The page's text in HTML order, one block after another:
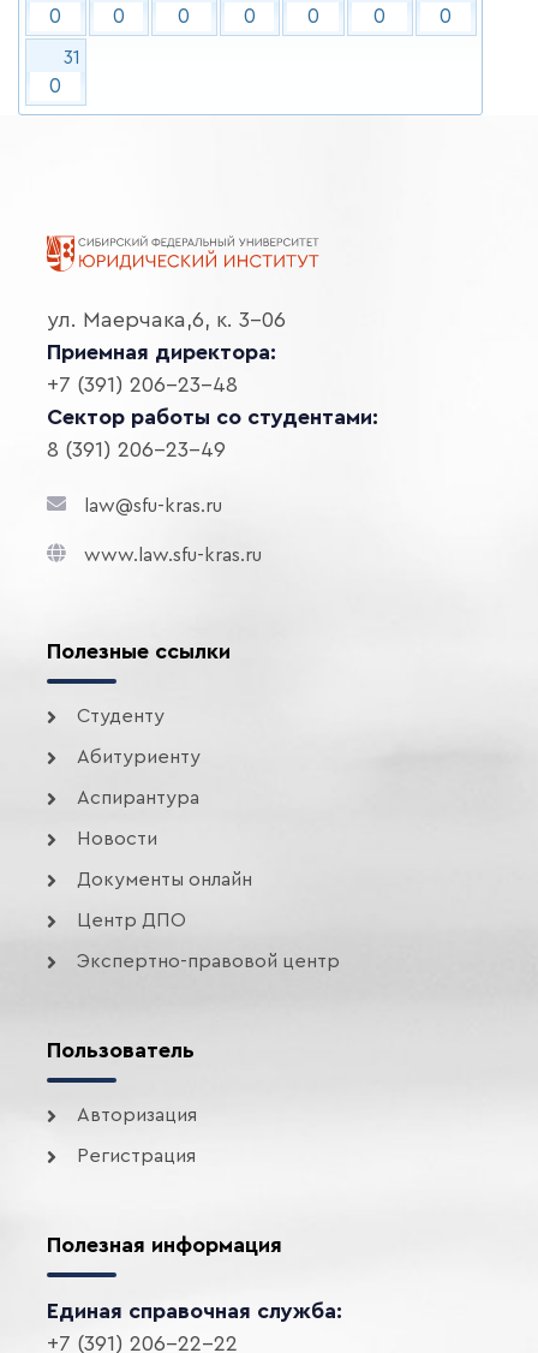
0 0 0 0 0 0 0
31
0
ул. Маерчака,6, к. 3-06
Приемная директора:
+7 (391) 206-23-48
Сектор работы со студентами:
8 (391) 206-23-49
law@sfu-kras.ru
www.law.sfu-kras.ru
Полезные ссылки
Студенту
Абитуриенту
Аспирантура
Новости
Документы онлайн
Центр ДПО
Экспертно-правовой центр
Пользователь
Авторизация
Регистрация
Полезная информация
Единая справочная служба:
+7 (391) 206-22-22